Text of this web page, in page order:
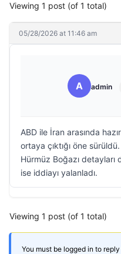
Viewing 1 post (of 1 total)
05/28/2026 at 11:46 am
A admin
ABD ile İran arasında
ortaya çıktığı öne
Hürmüz Boğazı
ise iddiayı yalanladı.
Viewing 1 post (of 1 total)
You must be logged in to